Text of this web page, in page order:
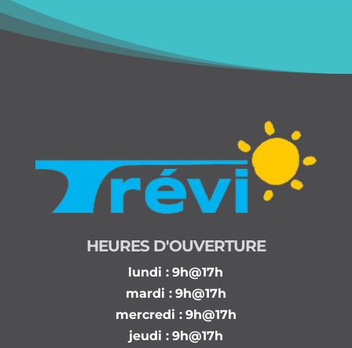
HEURES D'OUVERTURE
lundi : 9h@17h
mardi : 9h@17h
mercredi : 9h@17h
jeudi : 9h@17h